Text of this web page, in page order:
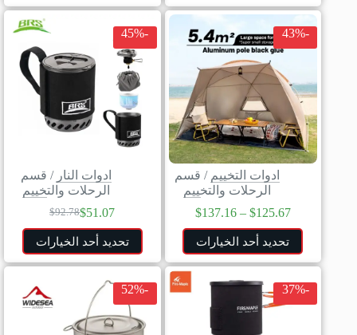
-43%
ادوات التخييم / قسم
الرحلات والتخييم
$125.67
–
$137.16
تحديد أحد الخيارات
-45%
ادوات النار / قسم
الرحلات والتخييم
$92.78$51.07
تحديد أحد الخيارات
-37%
-52%